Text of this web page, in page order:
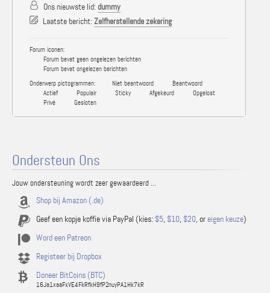
Ons nieuwste lid: dummy
Laatste bericht: Zelfherstellende zekering
Forum iconen:
Forum bevat geen ongelezen berichten
Forum bevat ongelezen berichten
Onderwerp pictogrammen:
Niet beantwoord
Beantwoord
Actief
Populair Sticky Afgekeurd
Opgelost
Privé
Gesloten
Ondersteun Ons
Jouw ondersteuning wordt zeer gewaardeerd ...
Shop bij Amazon (.de)
Geef een kopje koffie via PayPal (kies: $5, $10, $20, or eigen keuze)
Word een Patreon
Registeer bij Dropbox
Doneer BitCoins (BTC)
16Ja1xaaFxVE4FkRfkH9fP2nuyPA1Hk7kR